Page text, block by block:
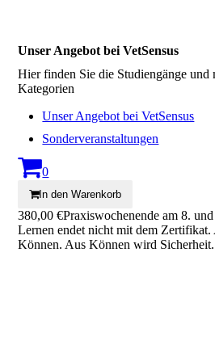
Unser Angebot bei VetSensus
Hier finden Sie die Studiengänge und
Kategorien
Unser Angebot bei VetSensus
Sonderveranstaltungen
0
In den Warenkorb
380,00 €Praxiswochenende am 8.
Lernen endet nicht mit dem Zertifikat.
Können. Aus Können wird Sicherheit.